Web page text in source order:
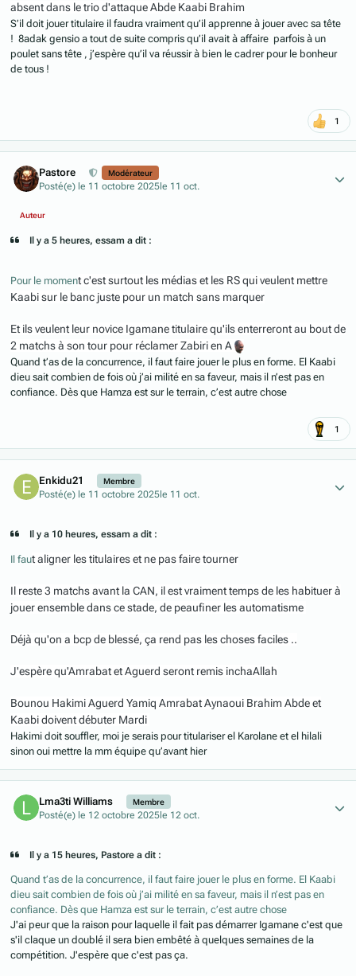
absent dans le trio d'attaque Abde Kaabi Brahim
S’il doit jouer titulaire il faudra vraiment qu’il apprenne à jouer avec sa tête
! 8adak gensio a tout de suite compris qu’il avait à affaire parfois à un
poulet sans tête , j’espère qu’il va réussir à bien le cadrer pour le bonheur
de tous !
1
Pastore Modérateur
Posté(e) le 11 octobre 2025 le 11 oct.
Auteur
Il y a 5 heures, essam a dit :
Pour le moment c'est surtout les médias et les RS qui veulent mettre
Kaabi sur le banc juste pour un match sans marquer
Et ils veulent leur novice Igamane titulaire qu'ils enterreront au bout de
2 matchs à son tour pour réclamer Zabiri en A
Quand t’as de la concurrence, il faut faire jouer le plus en forme. El Kaabi
dieu sait combien de fois où j’ai milité en sa faveur, mais il n’est pas en
confiance. Dès que Hamza est sur le terrain, c’est autre chose
1
Enkidu21 Membre
Posté(e) le 11 octobre 2025 le 11 oct.
Il y a 10 heures, essam a dit :
Il faut aligner les titulaires et ne pas faire tourner
Il reste 3 matchs avant la CAN, il est vraiment temps de les habituer à
jouer ensemble dans ce stade, de peaufiner les automatisme
Déjà qu'on a bcp de blessé, ça rend pas les choses faciles ..
J'espère qu'Amrabat et Aguerd seront remis inchaAllah
Bounou Hakimi Aguerd Yamiq Amrabat Aynaoui Brahim Abde et
Kaabi doivent débuter Mardi
Hakimi doit souffler, moi je serais pour titulariser el Karolane et el hilali
sinon oui mettre la mm équipe qu’avant hier
Lma3ti Williams Membre
Posté(e) le 12 octobre 2025 le 12 oct.
Il y a 15 heures, Pastore a dit :
Quand t’as de la concurrence, il faut faire jouer le plus en forme. El Kaabi
dieu sait combien de fois où j’ai milité en sa faveur, mais il n’est pas en
confiance. Dès que Hamza est sur le terrain, c’est autre chose
J'ai peur que la raison pour laquelle il fait pas démarrer Igamane c'est que
s'il claque un doublé il sera bien embêté à quelques semaines de la
compétition. J'espère que c'est pas ça.